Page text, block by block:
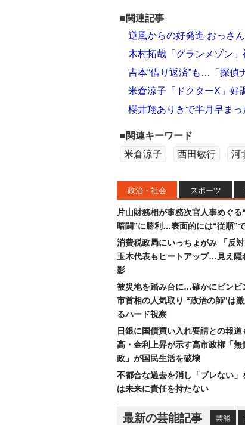
■関連記事
逆風からの好発進 おっさ
木村拓哉「グランメゾン」
吉本“借り返済”も…「探偵
米倉涼子「ドクターX」好
櫻井翔ありきで半月早ま
■関連キーワード
米倉涼子
西田敏行 河
政治・社会 スポーツ
片山財務相が事務次官人事めぐる
暗闘”に勝利…表面的には“従順”
消費税政局にいっちょがみ 「反
玉木代表もヒートアップ…見え隠
影
被災地を踏み台に…確かにビンビ
市首相の人気取り “政治の師”は
るハード視察
日銀に国債買い入れ要請との報
高・金利上昇が示す高市政権「無
政」が国民生活を破壊
不都合な過去を消し「ブレない」
は未来に責任を持たない
最新の芸能記事 芸能